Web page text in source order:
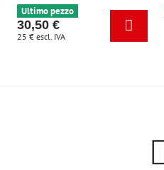
Ultimo pezzo
30,50 €
25 € escl. IVA